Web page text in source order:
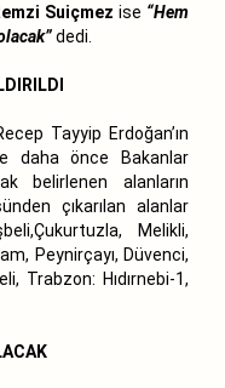
Suiçmez ise “Hem
dedi.
Tayyip Erdoğan’ın
daha önce Bakanlar
belirlenen alanların
çıkarılan alanlar
Melikli,
Peynirçayı, Düvenci,
Trabzon: Hıdırnebi-1,